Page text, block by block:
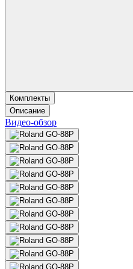
Комплекты
Описание
Видео-обзор